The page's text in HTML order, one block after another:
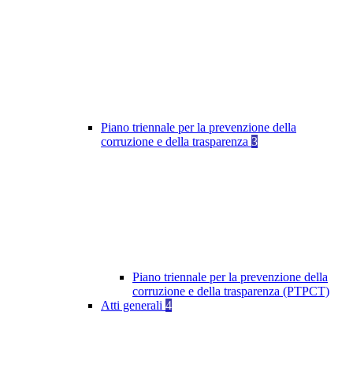
Piano triennale per la prevenzione della
corruzione e della trasparenza 3
Piano triennale per la prevenzione della
corruzione e della trasparenza (PTPCT)
Atti generali 4